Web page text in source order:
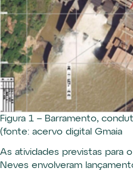
Figura 1 – Barramento,
(fonte: acervo digital Gmaia
As atividades previstas para
Neves envolveram